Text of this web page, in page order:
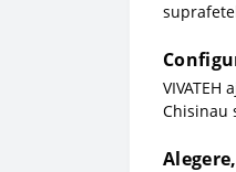
Chisinau